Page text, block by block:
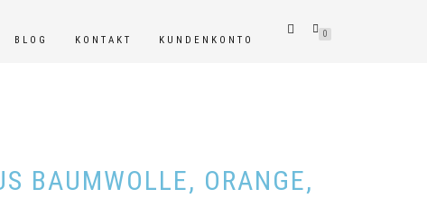
BLOG KONTAKT KUNDENKONTO
0
BAUMWOLLE, ORANGE,